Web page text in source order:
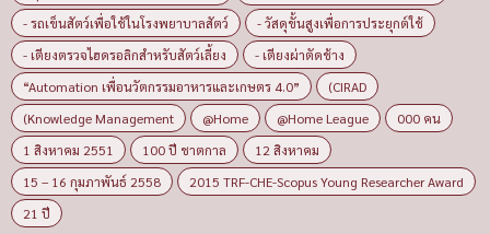
- รถเข็นสัตว์เพื่อใช้ในโรงพยาบาลสัตว์
- วัสดุขั้นสูงเพื่อการประยุกต์ใช้
- เตียงตรวจไฮดรอลิกสำหรับสัตว์เลี้ยง
- เตียงผ่าตัดช้าง
“Automation เพื่อนวัตกรรมอาหารและเกษตร 4.0”
(CIRAD
(Knowledge Management
@Home @Home League
000 คน
1 สิงหาคม 2551
100 ปี ชาตกาล
12 สิงหาคม
15 – 16 กุมภาพันธ์ 2558
2015 TRF-CHE-Scopus Young Researcher Award
21 ปี